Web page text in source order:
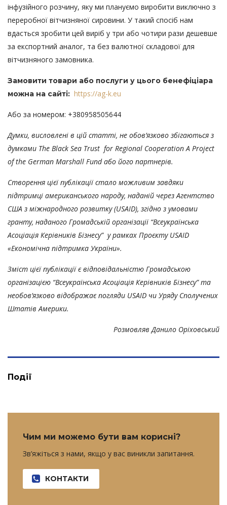
інфузійного розчину, яку ми плануємо виробити виключно з
переробної вітчизняної сировини. У такий спосіб нам
вдасться зробити цей виріб у три або чотири рази дешевше
за експортний аналог, та без валютної складової для
вітчизняного замовника.
Замовити товари або послуги у цього бенефіціара
можна на сайті: https://ag-k.eu
Або за номером: +380958505644
Думки, висловлені в цій статті, не обов’язково збігаються з
думками The Black Sea Trust for Regional CooperationA Project
ofthe German Marshall Fund або його партнерів.
Створення цієї публікації стало можливим завдяки
підтримці американського народу, наданій через Агентство
США з міжнародного розвитку (USAID), згідно з умовами
гранту, наданого Громадській організації “Всеукраїнська
Асоціація Керівників Бізнесу” у рамках Проєкту USAID
«Економічна підтримка України».
Зміст цієї публікації є відповідальністю Громадською
організацією “Всеукраїнська Асоціація Керівників Бізнесу” та
необов’язково відображає погляди USAID чи Уряду Сполучених
Штатів Америки.
Розмовляв Данило Оріховський
Події
Чим ми можемо бути вам корисні?
Зв’яжіться з нами, якщо у вас виникли запитання.
КОНТАКТИ